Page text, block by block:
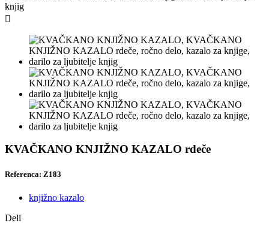

KVAČKANO KNJIŽNO KAZALO rdeče
Referenca: Z183
knjižno kazalo
Deli